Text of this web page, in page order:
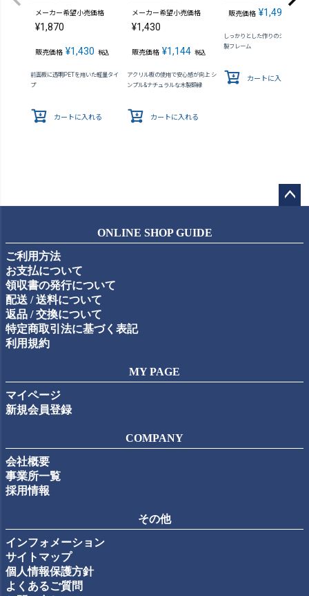
メーカー希望小売価格
¥1,870
販売価格 ¥1,430 税込
前面板に透明PETを用いた軽量タイ
プ
カートに入れる
メーカー希望小売価格
¥1,430
販売価格 ¥1,144 税込
アクリル板の使用で安心感が向上 シ
ンプル&ナチュラルな木製額縁
カートに入れる
販売価格 ¥1,496
しっかりとした作りのシンプルな
製フレーム
カートに入れる
ップ
ONLINE SHOP GUIDE
ご利用方法
お支払について
領収書の発行について
配送 / 送料について
返品 / 交換について
特定商取引法に基づく表記
利用規約
MY PAGE
マイページ
新規会員登録
COMPANY
会社概要
事業所一覧
採用情報
その他
インフォメーション
サイトマップ
個人情報保護方針
よくあるご質問